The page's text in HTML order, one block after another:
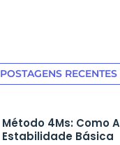
POSTAGENS RECENTES
Método 4Ms: Como
Estabilidade Básica